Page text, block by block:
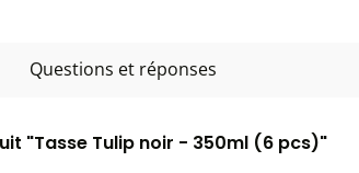
Questions et réponses
"Tasse Tulip noir - 350ml (6 pcs)"